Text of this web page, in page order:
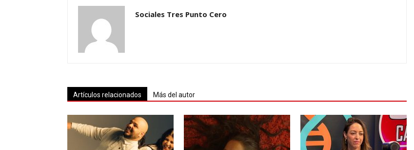
Sociales Tres Punto Cero
Artículos relacionados Más del autor